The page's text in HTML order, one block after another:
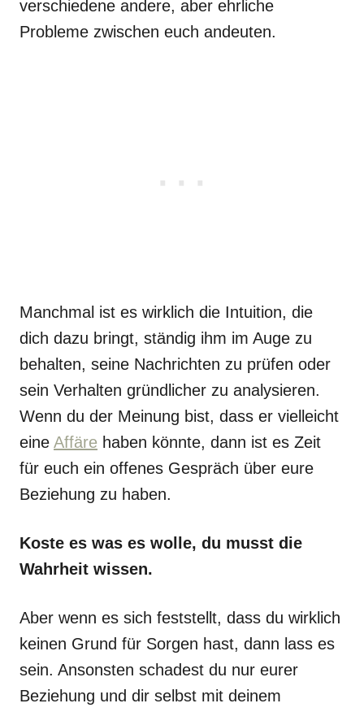
verschiedene andere, aber ehrliche
Probleme zwischen euch andeuten.
Manchmal ist es wirklich die Intuition, die
dich dazu bringt, ständig ihm im Auge zu
behalten, seine Nachrichten zu prüfen oder
sein Verhalten gründlicher zu analysieren.
Wenn du der Meinung bist, dass er vielleicht
eine Affäre haben könnte, dann ist es Zeit
für euch ein offenes Gespräch über eure
Beziehung zu haben.
Koste es was es wolle, du musst die
Wahrheit wissen.
Aber wenn es sich feststellt, dass du wirklich
keinen Grund für Sorgen hast, dann lass es
sein. Ansonsten schadest du nur eurer
Beziehung und dir selbst mit deinem